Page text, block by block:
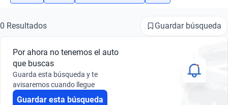
Busca por marca
Busca por modelo
Busca por versión
0 Resultados Guardar búsqueda
Por ahora no tenemos el auto
que buscas
Guarda esta búsqueda y te
avisaremos cuando llegue
Guardar esta búsqueda